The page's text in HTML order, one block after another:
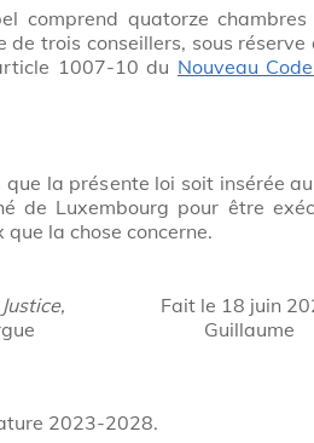
comprend quatorze chambres
de trois conseillers, sous réserve
1007-10 du Nouveau
la présente loi soit insérée
de Luxembourg pour être
la chose concerne.
Fait le 18 juin
Guillaume
2023-2028.